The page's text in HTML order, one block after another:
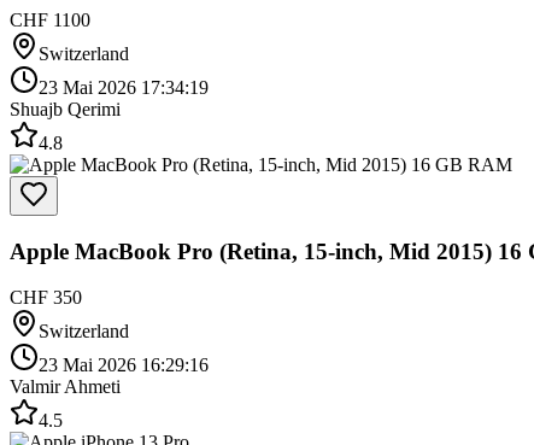
CHF 1100
Switzerland
23 Mai 2026 17:34:19
Shuajb Qerimi
4.8
Apple MacBook Pro (Retina, 15-inch, Mid 2015) 16
CHF 350
Switzerland
23 Mai 2026 16:29:16
Valmir Ahmeti
4.5